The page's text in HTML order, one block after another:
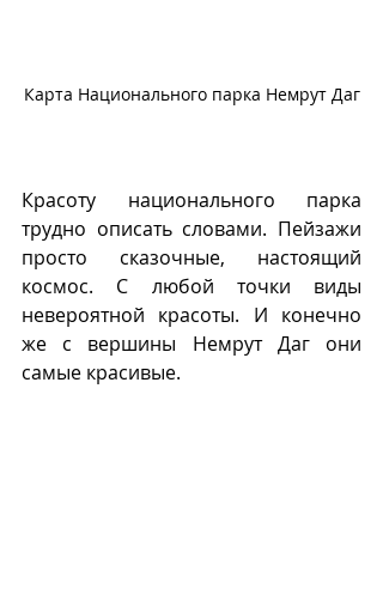
Карта Национального парка Немрут Даг
Красоту национального парка
трудно описать словами. Пейзажи
просто сказочные, настоящий
космос. С любой точки виды
невероятной красоты. И конечно
же с вершины Немрут Даг они
самые красивые.